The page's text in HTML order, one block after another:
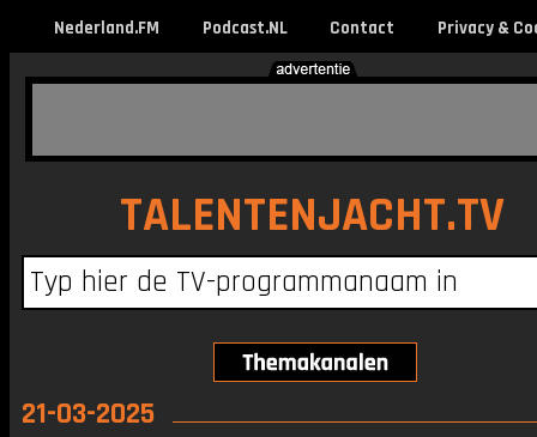
Nederland.FM Podcast.NL Contact Privacy &
TALENTENJACHT.TV
21-03-2025